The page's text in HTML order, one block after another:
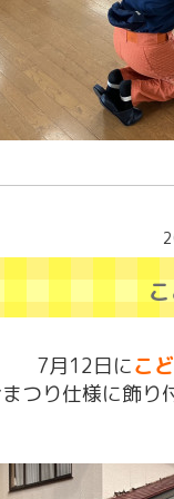
7月12日にこ
つり仕様に飾り